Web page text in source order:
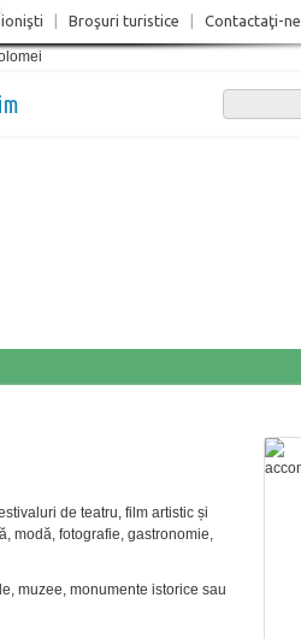
Broşuri turistice Contactaţi-ne
de teatru, film artistic și
modă, fotografie, gastronomie,
muzee, monumente istorice sau